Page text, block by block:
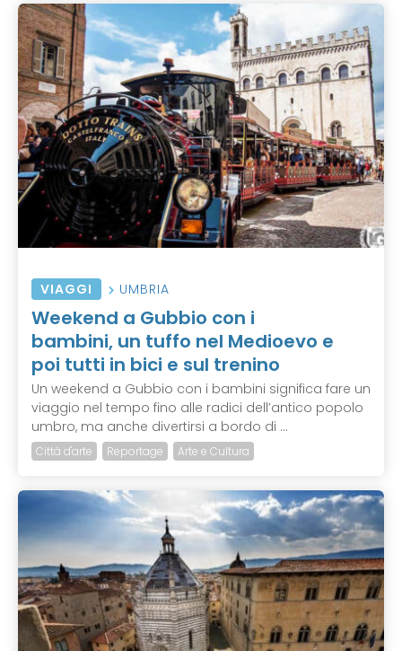
VIAGGI UMBRIA
Weekend a Gubbio con i
bambini, un tuffo nel Medioevo e
poi tutti in bici e sul trenino
Un weekend a Gubbio con i bambini significa fare un
viaggio nel tempo fino alle radici dell’antico popolo
umbro, ma anche divertirsi a bordo di ...
Città d'arte Reportage Arte e Cultura